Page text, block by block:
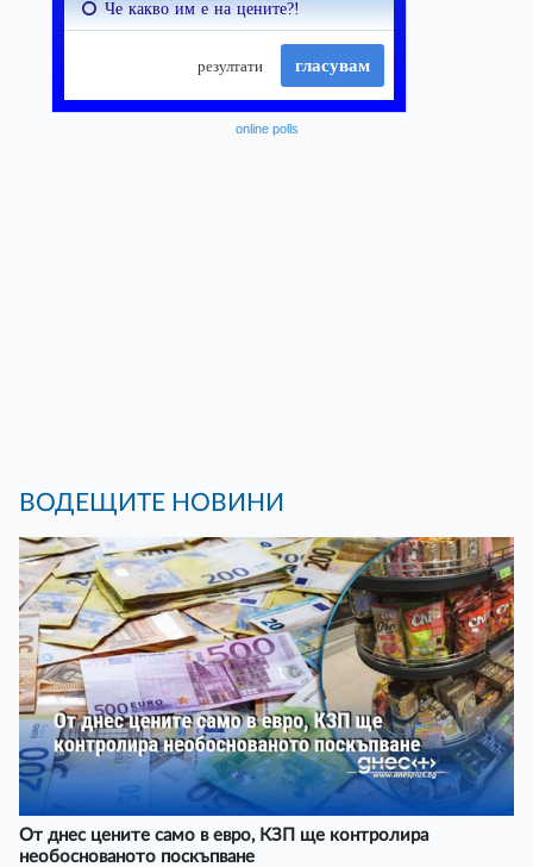
online polls
ВОДЕЩИТЕ НОВИНИ
От днес цените само в евро, КЗП ще контролира
необоснованото поскъпване